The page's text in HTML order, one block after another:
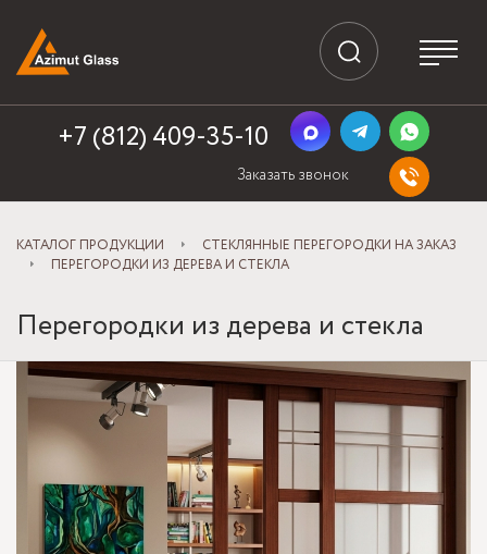
+7 (812) 409-35-10
Заказать звонок
КАТАЛОГ ПРОДУКЦИИ
СТЕКЛЯННЫЕ ПЕРЕГОРОДКИ НА ЗАКАЗ
ПЕРЕГОРОДКИ ИЗ ДЕРЕВА И СТЕКЛА
Перегородки из дерева и стекла